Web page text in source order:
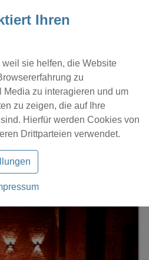
Ihren
sie helfen, die Website
zu
Media zu interagieren und um
zu zeigen, die auf Ihre
Hierfür werden Cookies von
Drittparteien verwendet.
Location eintragen Profil